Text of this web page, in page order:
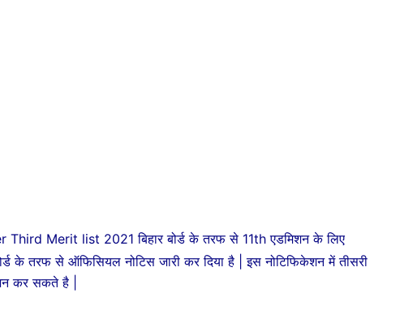
Third Merit list 2021 बिहार बोर्ड के तरफ से 11th एडमिशन के लिए
के तरफ से ऑफिसियल नोटिस जारी कर दिया है | इस नोटिफिकेशन में तीसरी
कर सकते है |